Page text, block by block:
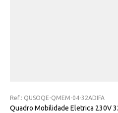
Ref.: QUSOQE-QMEM-04-32ADIFA
Quadro Mobilidade Eletrica 230V